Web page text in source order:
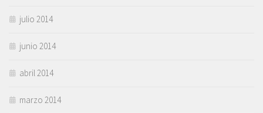
julio 2014
junio 2014
abril 2014
marzo 2014